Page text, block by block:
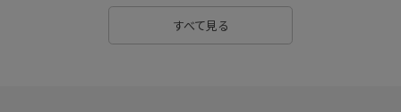
すべて見る